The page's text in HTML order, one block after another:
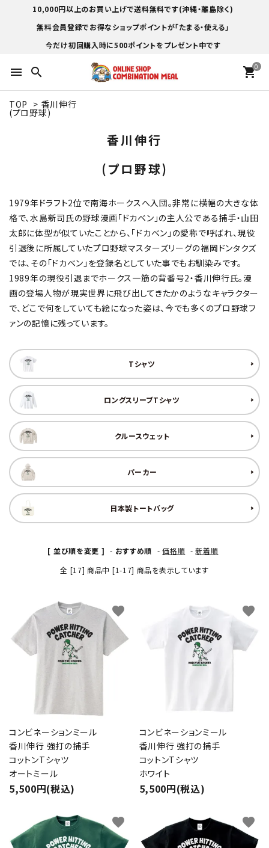
10,000円以上のお買い上げで送料無料です(沖縄・離島除く)
無料会員登録でお得なショップポイントが「たまる・使える」
今だけ初回購入時に500ポイントをプレゼント中です
menu search 0
shopping_cart
TOP > 香川伸行
(プロ野球)
香川伸行
(プロ野球)
1979年ドラフト2位で南海ホークスへ入団。非常に横幅の大きな体
格で、水島新司氏の野球漫画「ドカベン」の主人公である捕手・山田
太郎に体型が似ていたことから、「ドカベン」の愛称で呼ばれ、現役
引退後に所属していたプロ野球マスターズリーグの福岡ドンタクズ
では、その「ドカベン」を登録名としていた事でもお馴染みです。
1989年の現役引退までホークス一筋の背番号2・香川伸行氏。漫
画の登場人物が現実世界に飛び出してきたかのようなキャラクター
で、どこで何をしていても絵になった姿は、今でも多くのプロ野球フ
ァンの記憶に残っています。
Tシャツ
ロングスリーブTシャツ
クルースウェット
パーカー
日本製トートバッグ
[ 並び順を変更 ] - おすすめ順 -価格順 -新着順
全 [17] 商品中 [1-17] 商品を表示しています
コンビネーションミール
香川伸行 強打の捕手
コットンTシャツ
オートミール
5,500円(税込)
favorite
コンビネーションミール
香川伸行 強打の捕手
コットンTシャツ
ホワイト
5,500円(税込)
favorite
favorite favorite